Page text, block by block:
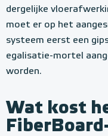
dergelijke
moet er op het
systeem eerst een
egalisatie-mortel
worden.
Wat kost